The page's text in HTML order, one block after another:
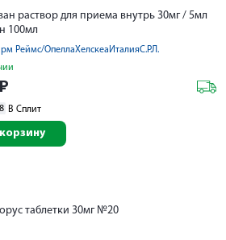
раствор для приема внутрь 30мг / 5мл
100мл
Реймс/ОпеллаХелскеаИталияС.Р.Л.
₽
В Сплит
таблетки 30мг №20